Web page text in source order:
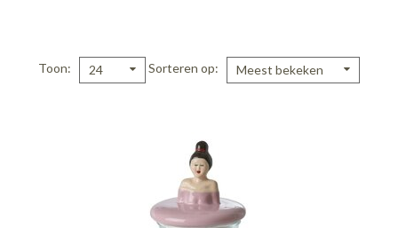
Toon 24 Sorteren op Meest bekeken